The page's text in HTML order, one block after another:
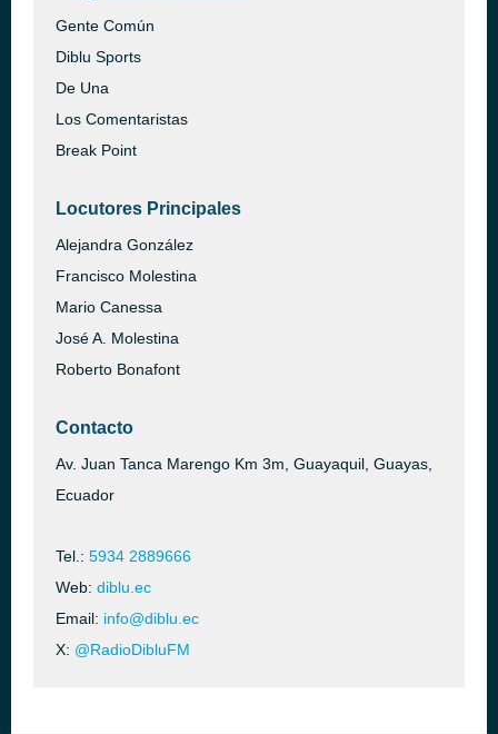
Gente Común
Diblu Sports
De Una
Los Comentaristas
Break Point
Locutores Principales
Alejandra González
Francisco Molestina
Mario Canessa
José A. Molestina
Roberto Bonafont
Contacto
Av. Juan Tanca Marengo Km 3m, Guayaquil, Guayas,
Ecuador
Tel.: 5934 2889666
Web: diblu.ec
Email: info@diblu.ec
X: @RadioDibluFM